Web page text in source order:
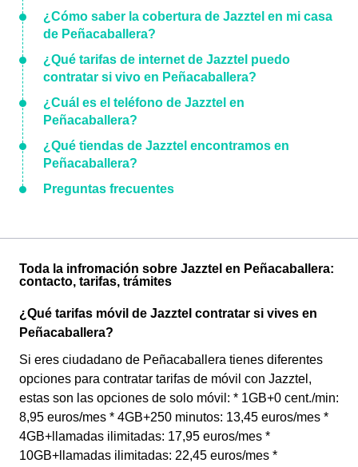
¿Cómo saber la cobertura de Jazztel en mi casa
de Peñacaballera?
¿Qué tarifas de internet de Jazztel puedo
contratar si vivo en Peñacaballera?
¿Cuál es el teléfono de Jazztel en
Peñacaballera?
¿Qué tiendas de Jazztel encontramos en
Peñacaballera?
Preguntas frecuentes
Toda la infromación sobre Jazztel en Peñacaballera:
contacto, tarifas, trámites
¿Qué tarifas móvil de Jazztel contratar si vives en
Peñacaballera?
Si eres ciudadano de Peñacaballera tienes diferentes
opciones para contratar tarifas de móvil con Jazztel,
estas son las opciones de solo móvil: * 1GB+0 cent./min:
8,95 euros/mes * 4GB+250 minutos: 13,45 euros/mes *
4GB+llamadas ilimitadas: 17,95 euros/mes *
10GB+llamadas ilimitadas: 22,45 euros/mes *